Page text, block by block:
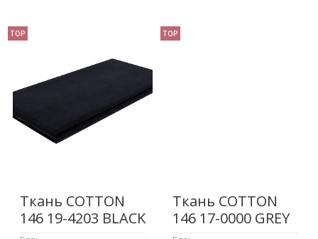
TOP
Ткань COTTON
146 19-4203 BLACK
TOP
Ткань COTTON
146 17-0000 GREY